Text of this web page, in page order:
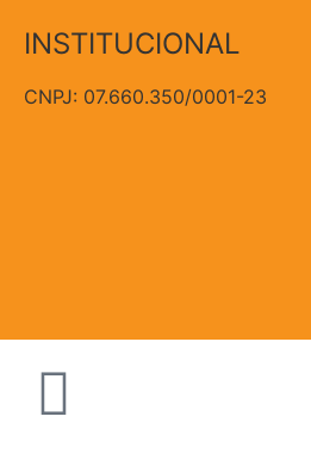
INSTITUCIONAL
CNPJ: 07.660.350/0001-23